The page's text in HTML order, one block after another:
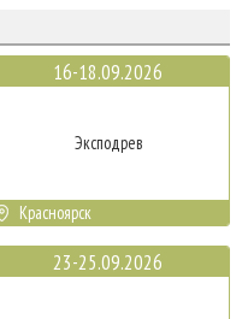
16-18.09.2026
Эксподрев
Красноярск
23-25.09.2026